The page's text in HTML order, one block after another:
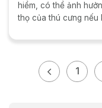
hiểm, có thể ảnh
thọ của thú cưng nếu
1